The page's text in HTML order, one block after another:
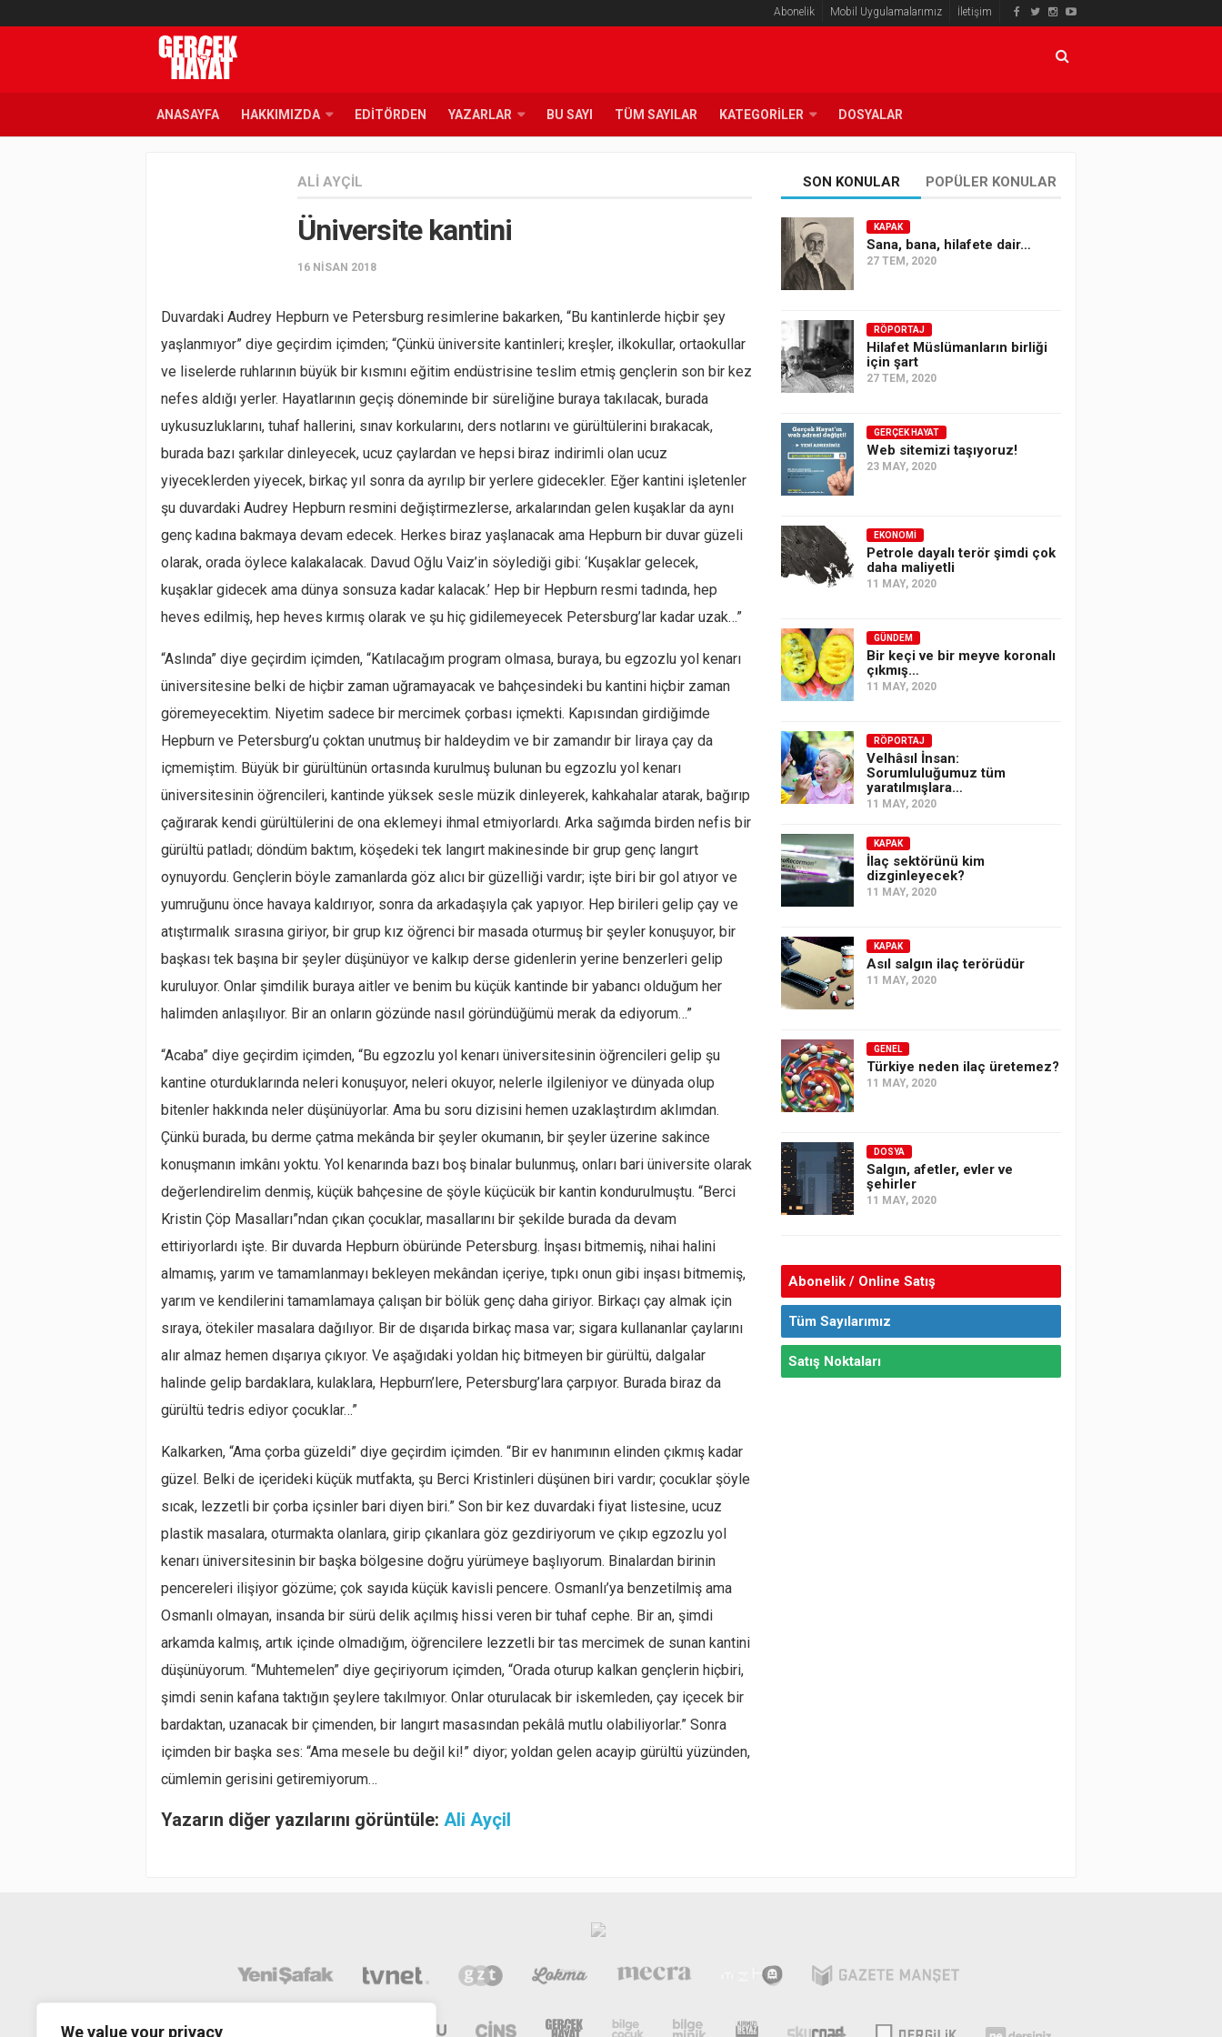
We value your privacy
Abonelik Mobil Uygulamalarımız İletişim
ANASAYFA HAKKIMIZDA EDITÖRDEN YAZARLAR BU SAYI TÜM SAYILAR KATEGORILER DOSYALAR
ALI AYÇIL
Üniversite kantini
16 NISAN 2018
Duvardaki Audrey Hepburn ve Petersburg resimlerine bakarken, “Bu kantinlerde hiçbir şey
yaşlanmıyor” diye geçirdim içimden; “Çünkü üniversite kantinleri; kreşler, ilkokullar, ortaokullar
ve liselerde ruhlarının büyük bir kısmını eğitim endüstrisine teslim etmiş gençlerin son bir kez
nefes aldığı yerler. Hayatlarının geçiş döneminde bir süreliğine buraya takılacak, burada
uykusuzluklarını, tuhaf hallerini, sınav korkularını, ders notlarını ve gürültülerini bırakacak,
burada bazı şarkılar dinleyecek, ucuz çaylardan ve hepsi biraz indirimli olan ucuz
yiyeceklerden yiyecek, birkaç yıl sonra da ayrılıp bir yerlere gidecekler. Eğer kantini işletenler
şu duvardaki Audrey Hepburn resmini değiştirmezlerse, arkalarından gelen kuşaklar da aynı
genç kadına bakmaya devam edecek. Herkes biraz yaşlanacak ama Hepburn bir duvar güzeli
olarak, orada öylece kalakalacak. Davud Oğlu Vaiz’in söylediği gibi: ‘Kuşaklar gelecek,
kuşaklar gidecek ama dünya sonsuza kadar kalacak.’ Hep bir Hepburn resmi tadında, hep
heves edilmiş, hep heves kırmış olarak ve şu hiç gidilemeyecek Petersburg’lar kadar uzak…”
“Aslında” diye geçirdim içimden, “Katılacağım program olmasa, buraya, bu egzozlu yol kenarı
üniversitesine belki de hiçbir zaman uğramayacak ve bahçesindeki bu kantini hiçbir zaman
göremeyecektim. Niyetim sadece bir mercimek çorbası içmekti. Kapısından girdiğimde
Hepburn ve Petersburg’u çoktan unutmuş bir haldeydim ve bir zamandır bir liraya çay da
içmemiştim. Büyük bir gürültünün ortasında kurulmuş bulunan bu egzozlu yol kenarı
üniversitesinin öğrencileri, kantinde yüksek sesle müzik dinleyerek, kahkahalar atarak, bağırıp
çağırarak kendi gürültülerini de ona eklemeyi ihmal etmiyorlardı. Arka sağımda birden nefis bir
gürültü patladı; döndüm baktım, köşedeki tek langırt makinesinde bir grup genç langırt
oynuyordu. Gençlerin böyle zamanlarda göz alıcı bir güzelliği vardır; işte biri bir gol atıyor ve
yumruğunu önce havaya kaldırıyor, sonra da arkadaşıyla çak yapıyor. Hep birileri gelip çay ve
atıştırmalık sırasına giriyor, bir grup kız öğrenci bir masada oturmuş bir şeyler konuşuyor, bir
başkası tek başına bir şeyler düşünüyor ve kalkıp derse gidenlerin yerine benzerleri gelip
kuruluyor. Onlar şimdilik buraya aitler ve benim bu küçük kantinde bir yabancı olduğum her
halimden anlaşılıyor. Bir an onların gözünde nasıl göründüğümü merak da ediyorum…”
“Acaba” diye geçirdim içimden, “Bu egzozlu yol kenarı üniversitesinin öğrencileri gelip şu
kantine oturduklarında neleri konuşuyor, neleri okuyor, nelerle ilgileniyor ve dünyada olup
bitenler hakkında neler düşünüyorlar. Ama bu soru dizisini hemen uzaklaştırdım aklımdan.
Çünkü burada, bu derme çatma mekânda bir şeyler okumanın, bir şeyler üzerine sakince
konuşmanın imkânı yoktu. Yol kenarında bazı boş binalar bulunmuş, onları bari üniversite olarak
değerlendirelim denmiş, küçük bahçesine de şöyle küçücük bir kantin kondurulmuştu. “Berci
Kristin Çöp Masalları”ndan çıkan çocuklar, masallarını bir şekilde burada da devam
ettiriyorlardı işte. Bir duvarda Hepburn öbüründe Petersburg. İnşası bitmemiş, nihai halini
almamış, yarım ve tamamlanmayı bekleyen mekândan içeriye, tıpkı onun gibi inşası bitmemiş,
yarım ve kendilerini tamamlamaya çalışan bir bölük genç daha giriyor. Birkaçı çay almak için
sıraya, ötekiler masalara dağılıyor. Bir de dışarıda birkaç masa var; sigara kullananlar çaylarını
alır almaz hemen dışarıya çıkıyor. Ve aşağıdaki yoldan hiç bitmeyen bir gürültü, dalgalar
halinde gelip bardaklara, kulaklara, Hepburn’lere, Petersburg’lara çarpıyor. Burada biraz da
gürültü tedris ediyor çocuklar…”
Kalkarken, “Ama çorba güzeldi” diye geçirdim içimden. “Bir ev hanımının elinden çıkmış kadar
güzel. Belki de içerideki küçük mutfakta, şu Berci Kristinleri düşünen biri vardır; çocuklar şöyle
sıcak, lezzetli bir çorba içsinler bari diyen biri.” Son bir kez duvardaki fiyat listesine, ucuz
plastik masalara, oturmakta olanlara, girip çıkanlara göz gezdiriyorum ve çıkıp egzozlu yol
kenarı üniversitesinin bir başka bölgesine doğru yürümeye başlıyorum. Binalardan birinin
pencereleri ilişiyor gözüme; çok sayıda küçük kavisli pencere. Osmanlı’ya benzetilmiş ama
Osmanlı olmayan, insanda bir sürü delik açılmış hissi veren bir tuhaf cephe. Bir an, şimdi
arkamda kalmış, artık içinde olmadığım, öğrencilere lezzetli bir tas mercimek de sunan kantini
düşünüyorum. “Muhtemelen” diye geçiriyorum içimden, “Orada oturup kalkan gençlerin hiçbiri,
şimdi senin kafana taktığın şeylere takılmıyor. Onlar oturulacak bir iskemleden, çay içecek bir
bardaktan, uzanacak bir çimenden, bir langırt masasından pekâlâ mutlu olabiliyorlar.” Sonra
içimden bir başka ses: “Ama mesele bu değil ki!” diyor; yoldan gelen acayip gürültü yüzünden,
cümlemin gerisini getiremiyorum…
Yazarın diğer yazılarını görüntüle: Ali Ayçil
SON KONULAR POPÜLER KONULAR
KAPAK
Sana, bana, hilafete dair…
27 TEM, 2020
RÖPORTAJ
Hilafet Müslümanların birliği
için şart
27 TEM, 2020
GERÇEK HAYAT
Web sitemizi taşıyoruz!
23 MAY, 2020
EKONOMI
Petrole dayalı terör şimdi çok
daha maliyetli
11 MAY, 2020
GÜNDEM
Bir keçi ve bir meyve koronalı
çıkmış…
11 MAY, 2020
RÖPORTAJ
Velhâsıl İnsan:
Sorumluluğumuz tüm
yaratılmışlara…
11 MAY, 2020
KAPAK
İlaç sektörünü kim
dizginleyecek?
11 MAY, 2020
KAPAK
Asıl salgın ilaç terörüdür
11 MAY, 2020
GENEL
Türkiye neden ilaç üretemez?
11 MAY, 2020
DOSYA
Salgın, afetler, evler ve
şehirler
11 MAY, 2020
Abonelik / Online Satış
Tüm Sayılarımız
Satış Noktaları